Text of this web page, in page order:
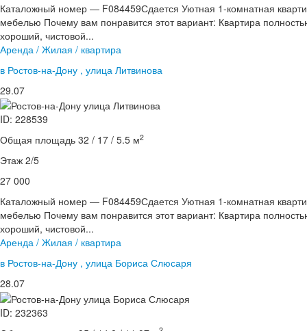
Каталожный номер — F084459Сдается Уютная 1-комнатная
мебелью Почему вам понравится этот вариант: Квартира
хороший, чистовой...
Аренда / Жилая / квартира
в Ростов-на-Дону , улица Литвинова
29.07
ID: 228539
Общая площадь 32 / 17 / 5.5 м2
Этаж 2/5
27 000
Каталожный номер — F084459Сдается Уютная 1-комнатная
мебелью Почему вам понравится этот вариант: Квартира
хороший, чистовой...
Аренда / Жилая / квартира
в Ростов-на-Дону , улица Бориса Слюсаря
28.07
ID: 232363